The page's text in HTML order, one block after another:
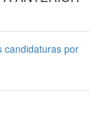
candidaturas por